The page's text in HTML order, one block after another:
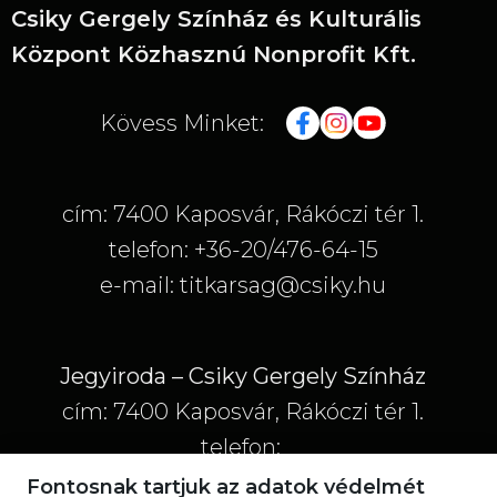
Csiky Gergely Színház és Kulturális
Központ Közhasznú Nonprofit Kft.
Kövess Minket:
cím: 7400 Kaposvár, Rákóczi tér 1.
telefon: +36-20/476-64-15
e-mail: titkarsag@csiky.hu
Jegyiroda – Csiky Gergely Színház
cím: 7400 Kaposvár, Rákóczi tér 1.
telefon:
+36-20/773-33-10; +36-20/777-33-32; +36-
Fontosnak tartjuk az adatok védelmét